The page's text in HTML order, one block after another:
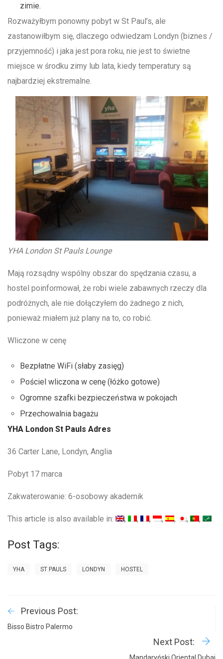
zimie.
Rozważyłbym ponowny pobyt w St Paul’s, ale
zastanowiłbym się, dlaczego odwiedzam Londyn (biznes /
przyjemność) i jaka jest pora roku, nie jest to świetne
miejsce w środku zimy lub lata, kiedy temperatury są
najbardziej ekstremalne.
YHA London St Pauls Lounge
Mają rozsądny wspólny obszar do spędzania czasu, a
hostel poinformował, że robi wiele zabawnych rzeczy dla
podróżnych, ale nie dołączyłem do żadnego z nich,
ponieważ miałem już plany na to, co robić.
Wliczone w cenę
Bezpłatne WiFi (słaby zasięg)
Pościel wliczona w cenę (łóżko gotowe)
Ogromne szafki bezpieczeństwa w pokojach
Przechowalnia bagażu
YHA London St Pauls Adres
36 Carter Lane, Londyn, Anglia
Pobyt 17 marca
Zakwaterowanie: 6-osobowy akademik
This article is also available in:
Post Tags:
YHA ST PAULS LONDYN HOSTEL
Previous Post:
Bisso Bistro Palermo
Next Post: